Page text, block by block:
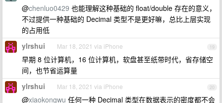
@chenluo0429 也能理解这种基础的 float/double 存在的意义，
不过提供一种基础的 Decimal 类型不是更好嘛，总比上层实现
的占用低
19
ylrshui Mar 18, 2021 via iPhone
早期 8 位计算机，16 位计算机，软盘甚至纸带时代，省存储空
间，也节省运算量
20
ylrshui Mar 18, 2021 via iPhone
@xiaokongwu 任何一种 Decimal 类型在数据表示的密度都不会